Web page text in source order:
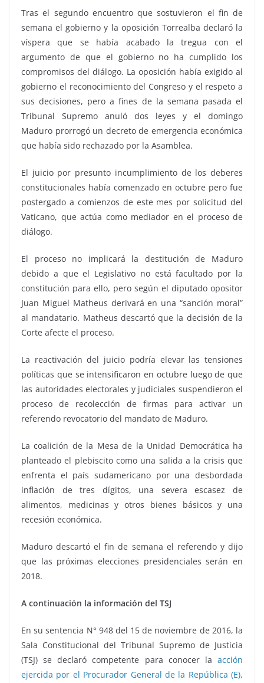
Tras el segundo encuentro que sostuvieron el fin de
semana el gobierno y la oposición Torrealba declaró la
víspera que se había acabado la tregua con el
argumento de que el gobierno no ha cumplido los
compromisos del diálogo. La oposición había exigido al
gobierno el reconocimiento del Congreso y el respeto a
sus decisiones, pero a fines de la semana pasada el
Tribunal Supremo anuló dos leyes y el domingo
Maduro prorrogó un decreto de emergencia económica
que había sido rechazado por la Asamblea.
El juicio por presunto incumplimiento de los deberes
constitucionales había comenzado en octubre pero fue
postergado a comienzos de este mes por solicitud del
Vaticano, que actúa como mediador en el proceso de
diálogo.
El proceso no implicará la destitución de Maduro
debido a que el Legislativo no está facultado por la
constitución para ello, pero según el diputado opositor
Juan Miguel Matheus derivará en una “sanción moral”
al mandatario. Matheus descartó que la decisión de la
Corte afecte el proceso.
La reactivación del juicio podría elevar las tensiones
políticas que se intensificaron en octubre luego de que
las autoridades electorales y judiciales suspendieron el
proceso de recolección de firmas para activar un
referendo revocatorio del mandato de Maduro.
La coalición de la Mesa de la Unidad Democrática ha
planteado el plebiscito como una salida a la crisis que
enfrenta el país sudamericano por una desbordada
inflación de tres dígitos, una severa escasez de
alimentos, medicinas y otros bienes básicos y una
recesión económica.
Maduro descartó el fin de semana el referendo y dijo
que las próximas elecciones presidenciales serán en
2018.
A continuación la información del TSJ
En su sentencia N° 948 del 15 de noviembre de 2016, la
Sala Constitucional del Tribunal Supremo de Justicia
(TSJ) se declaró competente para conocer la acción
ejercida por el Procurador General de la República (E),